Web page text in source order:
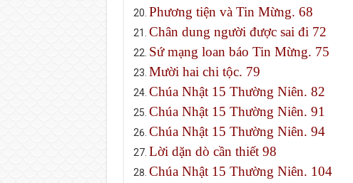
Phương tiện và Tin Mừng. 68
Chân dung người được sai đi 72
Sứ mạng loan báo Tin Mừng. 75
Mười hai chi tộc. 79
Chúa Nhật 15 Thường Niên. 82
Chúa Nhật 15 Thường Niên. 91
Chúa Nhật 15 Thường Niên. 94
Lời dặn dò cần thiết 98
Chúa Nhật 15 Thường Niên. 104